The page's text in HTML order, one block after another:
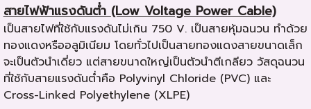
สายไฟฟ้าแรงดันต่ำ (Low Voltage Power Cable)
เป็นสายไฟที่ใช้กับแรงดันไม่เกิน 750 V. เป็นสายหุ้มฉนวน ทำด้วย
ทองแดงหรืออลูมิเนียม โดยทั่วไปเป็นสายทองแดงสายขนาดเล็ก
จะเป็นตัวนำเดี่ยว แต่สายขนาดใหญ่เป็นตัวนำตีเกลียว วัสดุฉนวน
ที่ใช้กับสายแรงดันต่ำคือ Polyvinyl Chloride (PVC) และ
Cross-Linked Polyethylene (XLPE)